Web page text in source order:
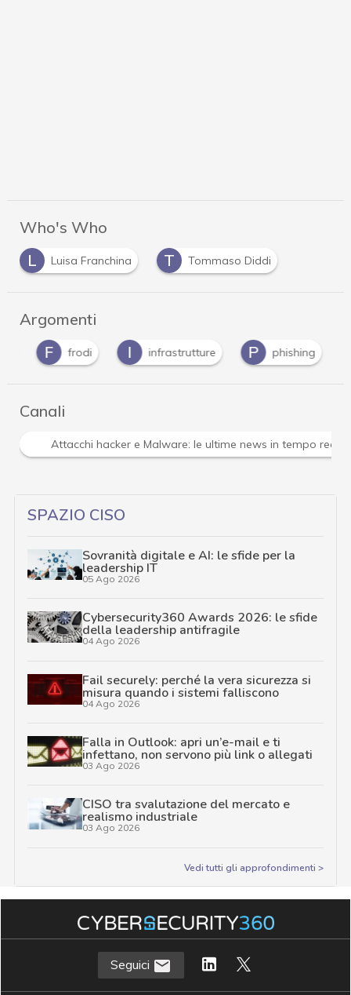
Who's Who
L
Luisa Franchina T Tommaso Diddi
Argomenti
F
frodi infrastrutture P phishing
Canali
Attacchi hacker e Malware: le ultime news in tempo
SPAZIO CISO
Sovranità digitale e AI: le sfide per la
leadership IT
05 Ago 2026
Cybersecurity360 Awards 2026: le sfide
della leadership antifragile
04 Ago 2026
Fail securely: perché la vera sicurezza si
misura quando i sistemi falliscono
04 Ago 2026
Falla in Outlook: apri un’e-mail e ti
infettano, non servono più link o allegati
03 Ago 2026
CISO tra svalutazione del mercato e
realismo industriale
03 Ago 2026
Vedi tutti gli approfondimenti >
Seguici